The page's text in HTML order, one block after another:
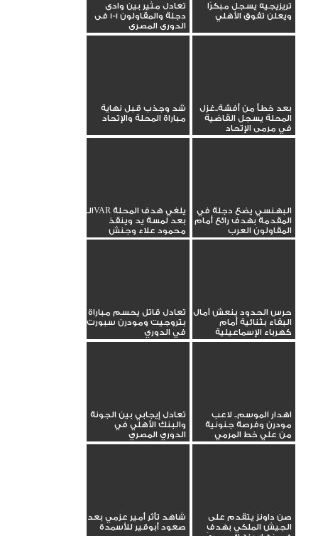
تريزيجيه يسجل مبكرًا
ويعلن تفوق الأهلي
تعادل مثير بين وادى
دجلة والمقاولون 1-1 فى
الدورى المصرى
بعد خطأ من أفشة..غزل
المحلة يسجل القاضية
في مرمى الإتحاد
شد وجذب قبل نهاية
مباراة المحلة والإتحاد
البهنسي يضع دجلة في
المقدمة بهدف رائع أمام
المقاولون العرب
الـVAR يلغي هدف المحلة
بعد لمسة يد وينقذ
محمود علاء وجنش
حرس الحدود ينعش آمال
البقاء بثنائية أمام
كهرباء الإسماعيلية
تعادل قاتل يحسم مباراة
بتروجيت ومودرن سبورت
في الدوري
اهدار الموسم.. لاعب
مودرن وفرصة جنونية
من علي خط المرمي
تعادل إيجابي بين الجونة
والبنك الأهلي في
الدوري المصري
صن داونز يتقدم على
الجيش الملكي بهدفٍ
شاهد تأثر أمير عزمي بعد
صعود أبوقير للأسمدة